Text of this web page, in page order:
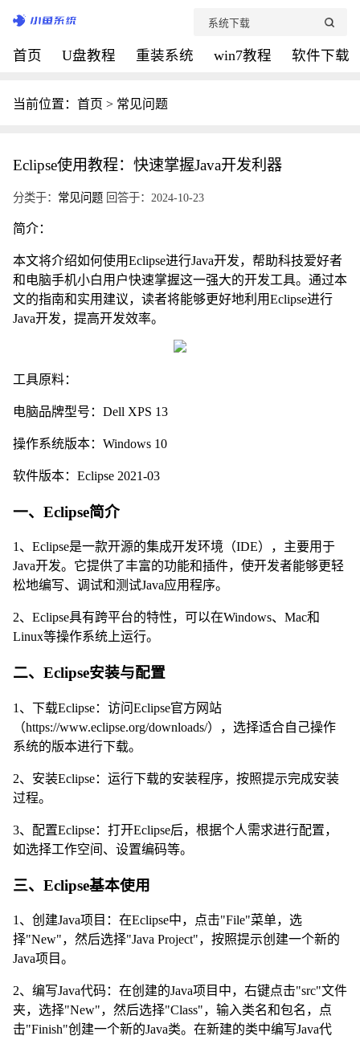
首页 U盘教程 重装系统 win7教程 软件下载
当前位置： 首页 > 常见问题
Eclipse使用教程：快速掌握Java开发利器
分类于： 常见问题 回答于：2024-10-23
简介：
本文将介绍如何使用Eclipse进行Java开发，帮助科技爱好者
和电脑手机小白用户快速掌握这一强大的开发工具。通过本
文的指南和实用建议，读者将能够更好地利用Eclipse进行
Java开发，提高开发效率。
工具原料：
电脑品牌型号：Dell XPS 13
操作系统版本：Windows 10
软件版本：Eclipse 2021-03
一、Eclipse简介
1、Eclipse是一款开源的集成开发环境（IDE），主要用于
Java开发。它提供了丰富的功能和插件，使开发者能够更轻
松地编写、调试和测试Java应用程序。
2、Eclipse具有跨平台的特性，可以在Windows、Mac和
Linux等操作系统上运行。
二、Eclipse安装与配置
1、下载Eclipse：访问Eclipse官方网站
（https://www.eclipse.org/downloads/），选择适合自己操作
系统的版本进行下载。
2、安装Eclipse：运行下载的安装程序，按照提示完成安装
过程。
3、配置Eclipse：打开Eclipse后，根据个人需求进行配置，
如选择工作空间、设置编码等。
三、Eclipse基本使用
1、创建Java项目：在Eclipse中，点击"File"菜单，选
择"New"，然后选择"Java Project"，按照提示创建一个新的
Java项目。
2、编写Java代码：在创建的Java项目中，右键点击"src"文件
夹，选择"New"，然后选择"Class"，输入类名和包名，点
击"Finish"创建一个新的Java类。在新建的类中编写Java代